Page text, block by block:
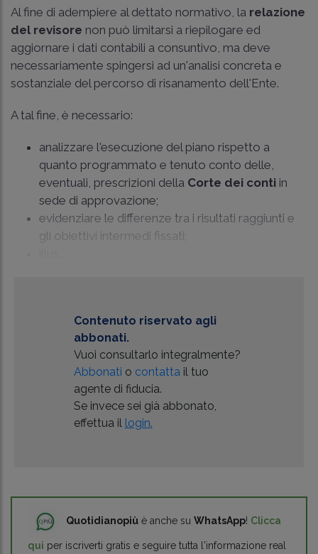
Al fine di adempiere al dettato normativo, la relazione
del revisore non può limitarsi a riepilogare ed
aggiornare i dati contabili a consuntivo, ma deve
necessariamente spingersi ad un'analisi concreta e
sostanziale del percorso di risanamento dell'Ente.
A tal fine, è necessario:
analizzare l'esecuzione del piano rispetto a
quanto programmato e tenuto conto delle,
eventuali, prescrizioni della Corte dei conti in
sede di approvazione;
evidenziare le differenze tra i risultati raggiunti e
gli obiettivi intermedi fissati;
Contenuto riservato agli
abbonati.
Vuoi consultarlo integralmente?
Abbonati o contatta il tuo
agente di fiducia.
Se invece sei già abbonato,
effettua il login.
Quotidianopiù è anche su WhatsApp! Clicca
qui per iscriverti gratis e seguire tutta l'informazione real